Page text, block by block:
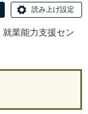
読み上げ設定
就業能力支援セン